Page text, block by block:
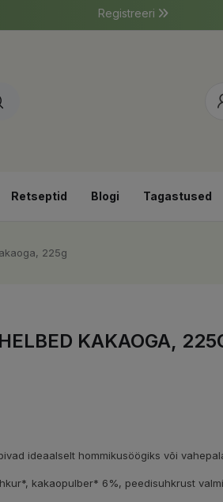
Registreeri
Retseptid Blogi Tagastused
225g
KAKAOGA,
ideaalselt hommikusöögiks või
kakaopulber* 6%, peedisuhkrust